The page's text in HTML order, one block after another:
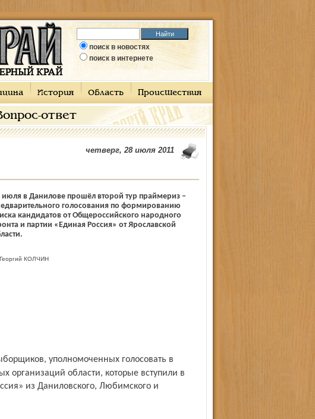
поиск в новостях
поиск в интернете
История Область Происшествия
ответ
четверг, 28 июля 2011
июля в Данилове прошёл второй тур праймериз –
голосования по формированию
кандидатов от Общероссийского народного
и партии «Единая Россия» от Ярославской
Георгий КОЛЧИН
организаций области, которые вступили в
из Даниловского, Любимского и